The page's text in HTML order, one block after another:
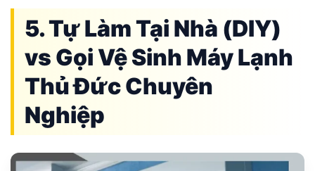
5. Tự Làm Tại Nhà (DIY)
vs Gọi Vệ Sinh Máy Lạnh
Thủ Đức Chuyên
Nghiệp